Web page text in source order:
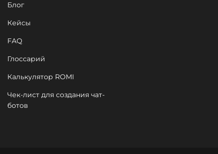
Блог
Кейсы
FAQ
Глоссарий
Калькулятор ROMI
Чек-лист для создания чат-
ботов